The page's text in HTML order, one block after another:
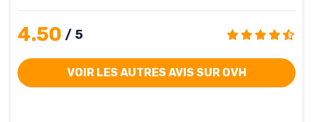
4.50 / 5
VOIR LES AUTRES AVIS SUR OVH